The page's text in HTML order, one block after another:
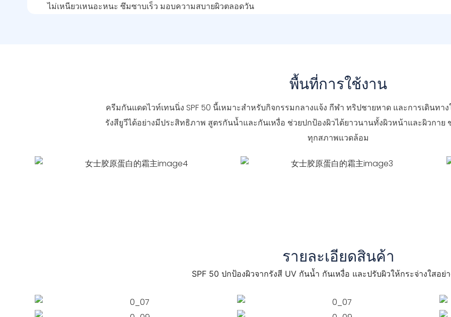
ไม่เหนียวเหนอะหนะ ซึมซาบเร็ว มอบความสบายผิวตลอดวัน
พื้นที่การใช้งาน
ครีมกันแดดไวท์เทนนิ่ง SPF 50 นี้เหมาะสำหรับกิจกรรมกลางแจ้ง กีฬา ทริปชายหาด และการเดินทา
รังสียูวีได้อย่างมีประสิทธิภาพ สูตรกันน้ำและกันเหงื่อ ช่วยปกป้องผิวได้ยาวนานทั้งผิวหน้าและผิวกาย
ทุกสภาพแวดล้อม
รายละเอียดสินค้า
SPF 50 ปกป้องผิวจากรังสี UV กันน้ำ กันเหงื่อ และปรับผิวให้กระจ่างใสอย่